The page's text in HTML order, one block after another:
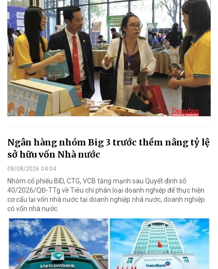
Ngân hàng nhóm Big 3 trước thềm nâng tỷ lệ
sở hữu vốn Nhà nước
08/08/2026 04:04
Nhóm cổ phiếu BID, CTG, VCB tăng mạnh sau Quyết định số
40/2026/QĐ-TTg về Tiêu chí phân loại doanh nghiệp để thực hiện
cơ cấu lại vốn nhà nước tại doanh nghiệp nhà nước, doanh nghiệp
có vốn nhà nước.